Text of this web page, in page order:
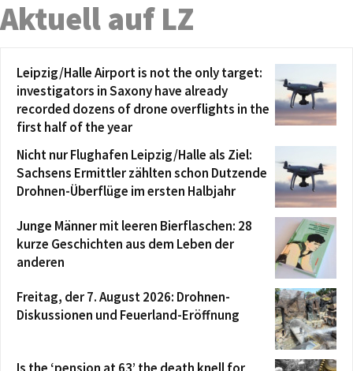
Aktuell auf LZ
Leipzig/Halle Airport is not the only target:
investigators in Saxony have already
recorded dozens of drone overflights in the
first half of the year
Nicht nur Flughafen Leipzig/Halle als Ziel:
Sachsens Ermittler zählten schon Dutzende
Drohnen-Überflüge im ersten Halbjahr
Junge Männer mit leeren Bierflaschen: 28
kurze Geschichten aus dem Leben der
anderen
Freitag, der 7. August 2026: Drohnen-
Diskussionen und Feuerland-Eröffnung